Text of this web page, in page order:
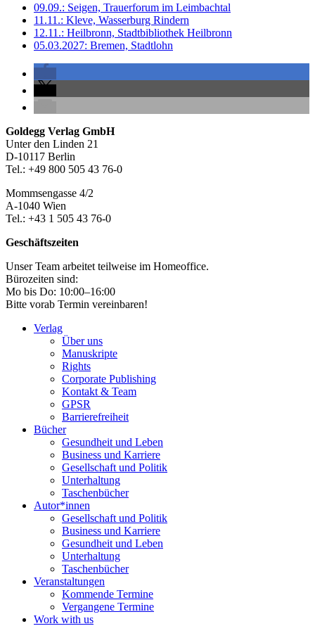
09.09.: Seigen, Trauerforum im Leimbachtal
11.11.: Kleve, Wasserburg Rindern
12.11.: Heilbronn, Stadtbibliothek Heilbronn
05.03.2027: Bremen, Stadtlohn
Seitenleiste
Footer-
Section
Goldegg Verlag GmbH
Unter den Linden 21
D-10117 Berlin
Tel.: +49 800 505 43 76-0
Mommsengasse 4/2
A-1040 Wien
Tel.: +43 1 505 43 76-0
Geschäftszeiten
Unser Team arbeitet teilweise im Homeoffice.
Bürozeiten sind:
Mo bis Do: 10:00–16:00
Bitte vorab Termin vereinbaren!
Verlag
Über uns
Manuskripte
Rights
Corporate Publishing
Kontakt & Team
GPSR
Barrierefreiheit
Bücher
Gesundheit und Leben
Business und Karriere
Gesellschaft und Politik
Unterhaltung
Taschenbücher
Autor*innen
Gesellschaft und Politik
Business und Karriere
Gesundheit und Leben
Unterhaltung
Taschenbücher
Veranstaltungen
Kommende Termine
Vergangene Termine
Work with us